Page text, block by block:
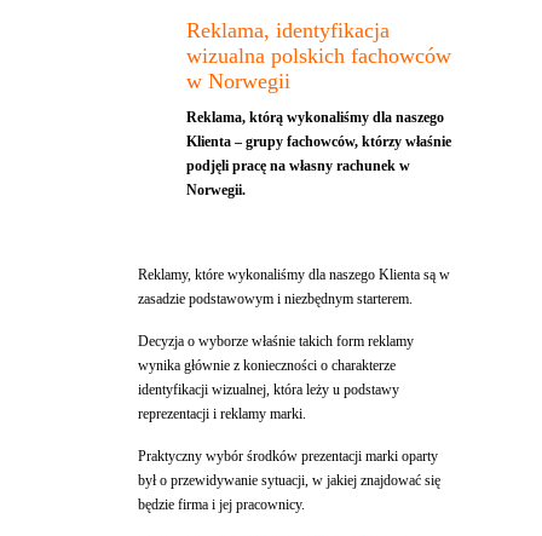
Reklama, identyfikacja
wizualna polskich fachowców
w Norwegii
Reklama, którą wykonaliśmy dla naszego
Klienta – grupy fachowców, którzy właśnie
podjęli pracę na własny rachunek w
Norwegii.
Reklamy, które wykonaliśmy dla naszego Klienta są w
zasadzie podstawowym i niezbędnym starterem.
Decyzja o wyborze właśnie takich form reklamy
wynika głównie z konieczności o charakterze
identyfikacji wizualnej, która leży u podstawy
reprezentacji i reklamy marki.
Praktyczny wybór środków prezentacji marki oparty
był o przewidywanie sytuacji, w jakiej znajdować się
będzie firma i jej pracownicy.